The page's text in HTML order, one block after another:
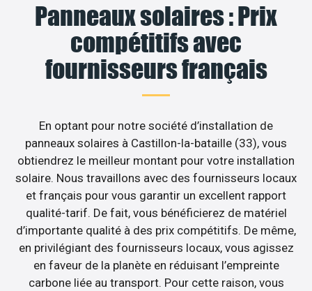
Panneaux solaires : Prix
compétitifs avec
fournisseurs français
En optant pour notre société d’installation de
panneaux solaires à Castillon-la-bataille (33), vous
obtiendrez le meilleur montant pour votre installation
solaire. Nous travaillons avec des fournisseurs locaux
et français pour vous garantir un excellent rapport
qualité-tarif. De fait, vous bénéficierez de matériel
d’importante qualité à des prix compétitifs. De même,
en privilégiant des fournisseurs locaux, vous agissez
en faveur de la planète en réduisant l’empreinte
carbone liée au transport. Pour cette raison, vous